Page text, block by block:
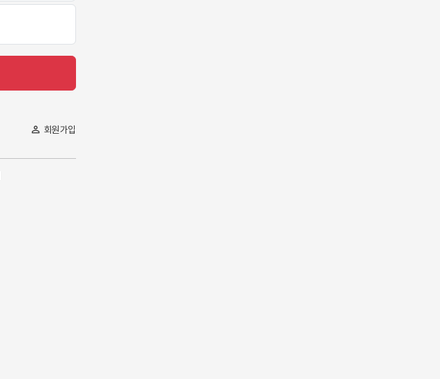
person_outline 회원가입